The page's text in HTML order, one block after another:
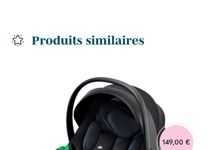
Produits similaires
149,00 €